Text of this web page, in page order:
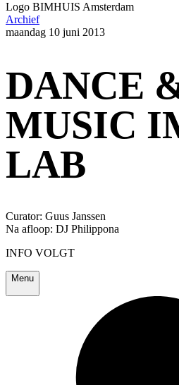
Logo BIMHUIS Amsterdam
Archief
maandag 10 juni 2013
DANCE
MUSIC
LAB
Curator: Guus Janssen
Na afloop: DJ Philippona
INFO VOLGT
Menu